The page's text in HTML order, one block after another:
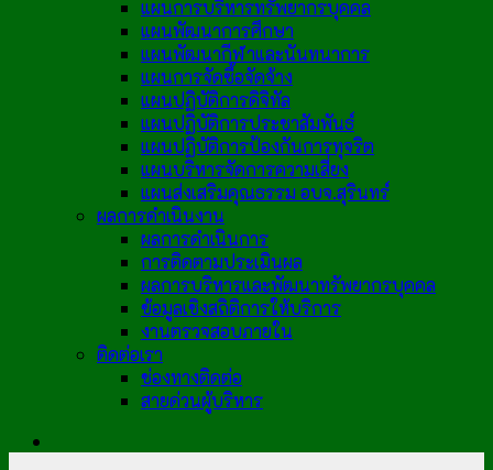
แผนการบริหารทรัพยากรบุคคล
แผนพัฒนาการศึกษา
แผนพัฒนากีฬาและนันทนาการ
แผนการจัดซื้อจัดจ้าง
แผนปฏิบัติการดิจิทัล
แผนปฏิบัติการประชาสัมพันธ์
แผนปฏิบัติการป้องกันการทุจริต
แผนบริหารจัดการความเสี่ยง
แผนส่งเสริมคุณธรรม อบจ.สุรินทร์
ผลการดำเนินงาน
ผลการดำเนินการ
การติดตามประเมินผล
ผลการบริหารและพัฒนาทรัพยากรบุคคล
ข้อมูลเชิงสถิติการให้บริการ
งานตรวจสอบภายใน
ติดต่อเรา
ช่องทางติดต่อ
สายด่วนผู้บริหาร